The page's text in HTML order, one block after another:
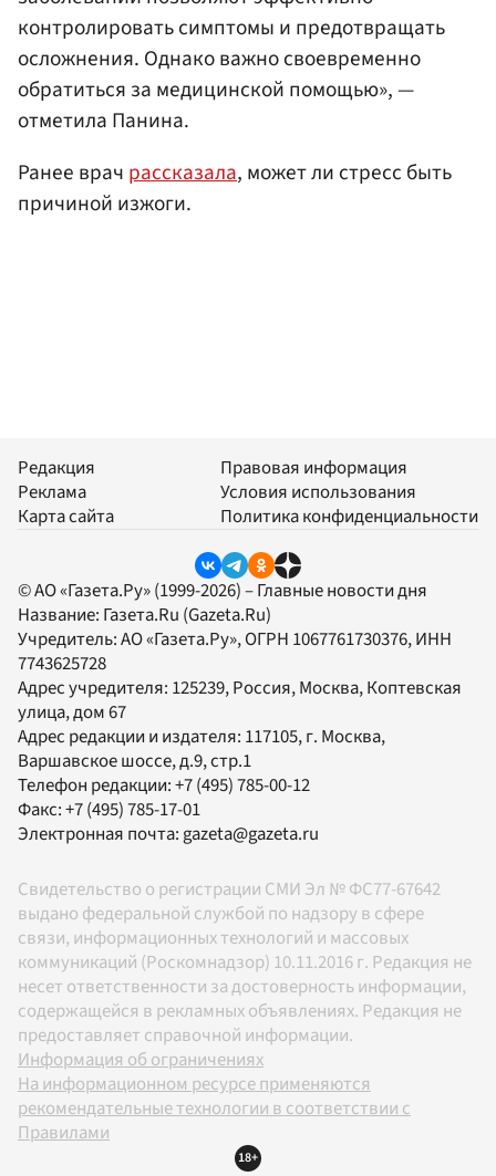
контролировать симптомы и предотвращать
осложнения. Однако важно своевременно
обратиться за медицинской помощью», —
отметила Панина.
Ранее врач рассказала, может ли стресс быть
причиной изжоги.
Редакция
Реклама
Карта сайта
Правовая информация
Условия использования
Политика конфиденциальности
© АО «Газета.Ру» (1999-2026) – Главные новости дня
Название: Газета.Ru (Gazeta.Ru)
Учредитель:АО «Газета.Ру», ОГРН 1067761730376, ИНН
7743625728
Адрес учредителя: 125239, Россия, Москва, Коптевская
улица, дом 67
Адрес редакции и издателя: 117105, г. Москва,
Варшавское шоссе, д.9, стр.1
Телефон редакции:+7 (495) 785-00-12
Факс:+7 (495) 785-17-01
Электронная почта: gazeta@gazeta.ru
Свидетельство о регистрации СМИ Эл № ФС77-67642
выдано федеральной службой по надзору в сфере
связи, информационных технологий и массовых
коммуникаций (Роскомнадзор) 10.11.2016 г. Редакция не
несет ответственности за достоверность информации,
содержащейся в рекламных объявлениях. Редакция не
предоставляет справочной информации.
Информация об ограничениях
На информационном ресурсе применяются
рекомендательные технологии в соответствии с
Правилами
18+